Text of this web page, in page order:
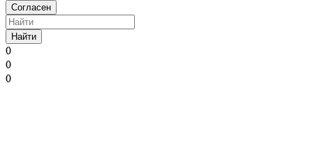
Согласен
Найти
0
0
0